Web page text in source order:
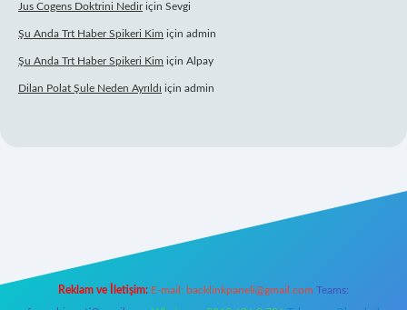
Jus Cogens Doktrini Nediriçin Sevgi
Şu Anda Trt Haber Spikeri Kim için admin
Şu Anda Trt Haber Spikeri Kim için Alpay
Dilan Polat Şule Neden Ayrıldı için admin
Reklam ve İletişim: E-mail: backlinkpaneli@gmail.com Teams: